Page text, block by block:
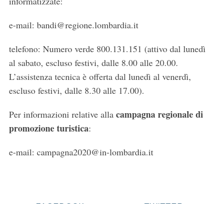
e-mail: bandi@regione.lombardia.it
telefono: Numero verde 800.131.151 (attivo dal lunedì
al sabato, escluso festivi, dalle 8.00 alle 20.00.
L’assistenza tecnica è offerta dal lunedì al venerdì,
escluso festivi, dalle 8.30 alle 17.00).
Per informazioni relative alla campagna regionale di
promozione turistica:
e-mail: campagna2020@in-lombardia.it
r
h
o
: